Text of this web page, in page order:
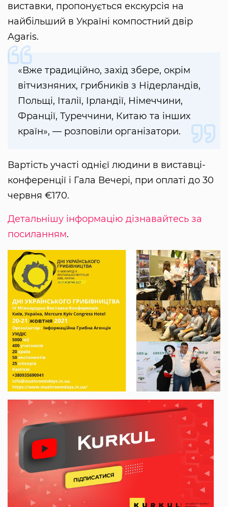
виставки, пропонується екскурсія на
найбільший в Україні компостний двір
Agaris.
«Вже традиційно, захід збере, окрім
вітчизняних, грибників з Нідерландів,
Польщі, Італії, Ірландії, Німеччини,
Франції, Туреччини, Китаю та інших
країн», — розповіли організатори.
Вартість участі однієї людини в виставці-
конференції і Гала Вечері, при оплаті до 30
червня €170.
Детальнішу інформацію дізнавайтесь за
посиланням.